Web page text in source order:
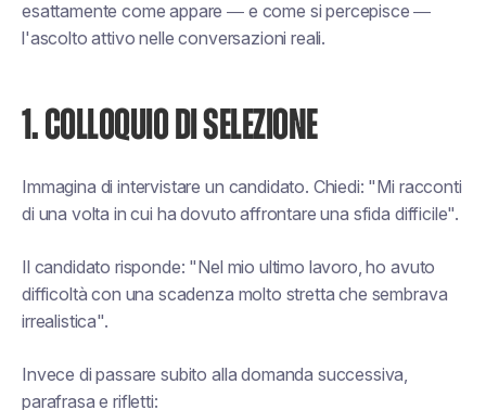
esattamente come appare — e come si percepisce —
l'ascolto attivo nelle conversazioni reali.
1. COLLOQUIO DI SELEZIONE
Immagina di intervistare un candidato. Chiedi: "Mi racconti
di una volta in cui ha dovuto affrontare una sfida difficile".
Il candidato risponde: "Nel mio ultimo lavoro, ho avuto
difficoltà con una scadenza molto stretta che sembrava
irrealistica".
Invece di passare subito alla domanda successiva,
parafrasa e rifletti: